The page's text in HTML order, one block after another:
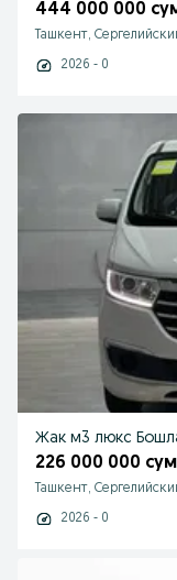
444 000 000
Ташкент,
2026 - 0
Жак м3 люкс
226 000 000 сум
Ташкент,
2026 - 0